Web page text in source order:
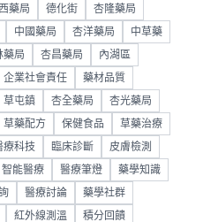
藥局 德化街 杏隆藥局
中國藥局 杏洋藥局 中草藥
藥局 杏昌藥局 內湖區
企業社會責任 藥材品質
草屯鎮 杏全藥局 杏光藥局
草藥配方 保健食品 草藥治療
療科技 臨床診斷 皮膚檢測
智能醫療 醫療筆燈 藥學知識
醫療討論 藥學社群
紅外線測溫 積分回饋